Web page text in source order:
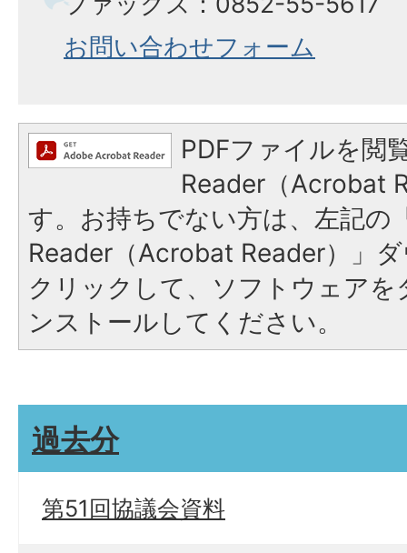
お問い合わせフォーム
PDFファイルを閲
Reader（Acrobat
す。お持ちでない方は、左記の
Reader（Acrobat Reader）」
クリックして、ソフトウェア
ンストールしてください。
過去分
第51回協議会資料